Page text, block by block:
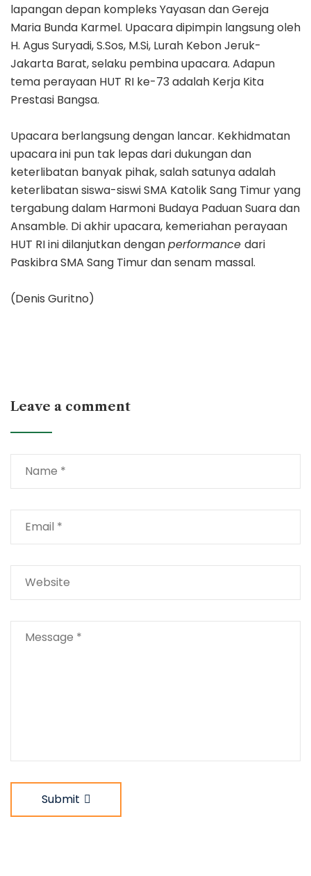
lapangan depan kompleks Yayasan dan Gereja
Maria Bunda Karmel. Upacara dipimpin langsung oleh
H. Agus Suryadi, S.Sos, M.Si, Lurah Kebon Jeruk-
Jakarta Barat, selaku pembina upacara. Adapun
tema perayaan HUT RI ke-73 adalah Kerja Kita
Prestasi Bangsa.
Upacara berlangsung dengan lancar. Kekhidmatan
upacara ini pun tak lepas dari dukungan dan
keterlibatan banyak pihak, salah satunya adalah
keterlibatan siswa-siswi SMA Katolik Sang Timur yang
tergabung dalam Harmoni Budaya Paduan Suara dan
Ansamble. Di akhir upacara, kemeriahan perayaan
HUT RI ini dilanjutkan denganperformance dari
Paskibra SMA Sang Timur dan senam massal.
(Denis Guritno)
Leave a comment
Submit